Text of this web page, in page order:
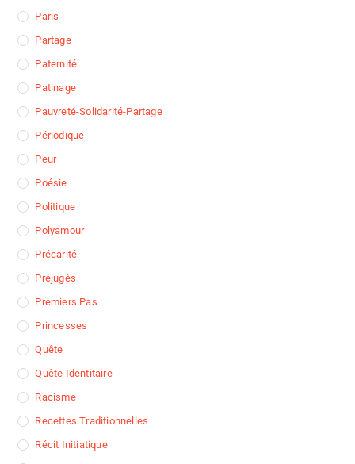
Paris
Partage
Paternité
Patinage
Pauvreté-Solidarité-Partage
Périodique
Peur
Poésie
Politique
Polyamour
Précarité
Préjugés
Premiers Pas
Princesses
Quête
Quête Identitaire
Racisme
Recettes Traditionnelles
Récit Initiatique